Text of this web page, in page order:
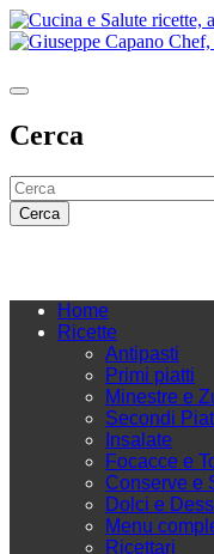
Cerca
Cerca
Home
Ricette
Antipasti
Primi piatti
Minestre e
Secondi
Insalate
Focacce e
Conserve e
Dolci e
Menu
Ricettari